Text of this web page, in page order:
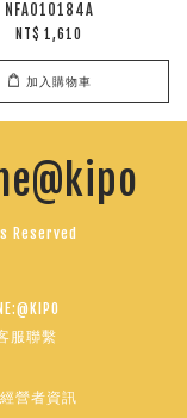
NFA010184A
NT$ 1,610
加入購物車
Reserved
服聯繫
經營者資訊